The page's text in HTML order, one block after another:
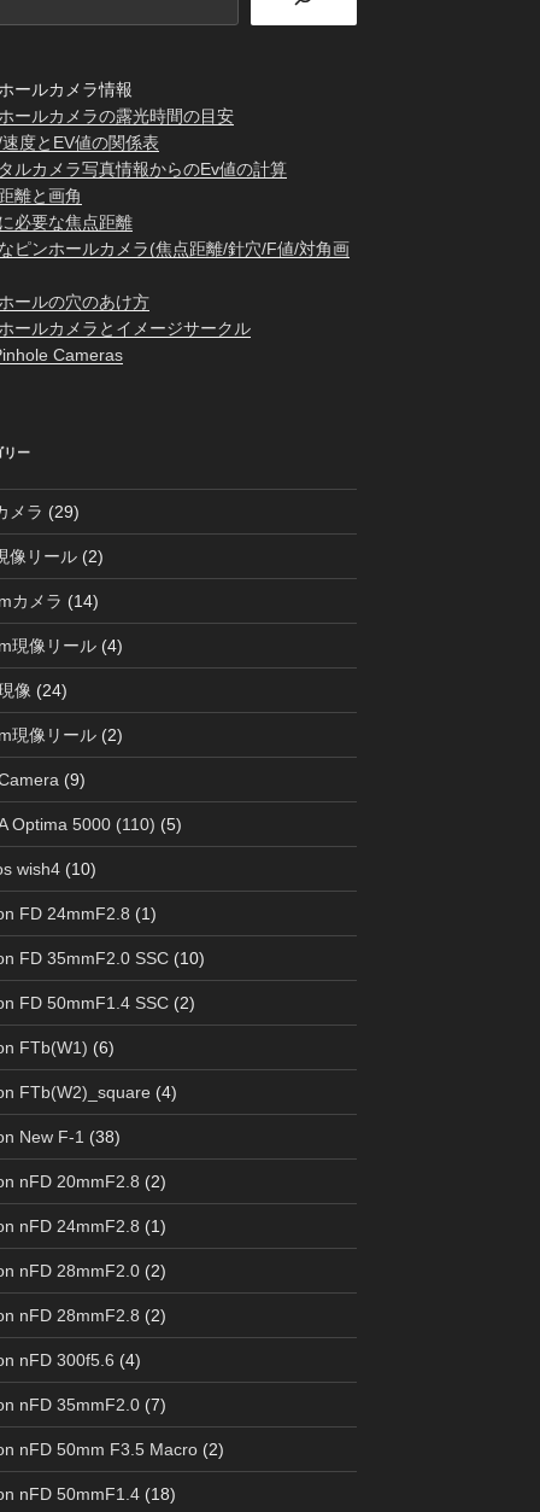
ールカメラ情報
ールカメラの露光時間の目安
度とEV値の関係表
ルカメラ写真情報からのEv値の計算
離と画角
必要な焦点距離
ピンホールカメラ(焦点距離/針穴/F値/対角画
ールの穴のあけ方
ールカメラとイメージサークル
Cameras
リー
メラ (29)
像リール (2)
カメラ (14)
現像リール (4)
像 (24)
現像リール (2)
(9)
Optima 5000 (110) (5)
wish4 (10)
FD 24mmF2.8 (1)
FD 35mmF2.0 SSC (10)
FD 50mmF1.4 SSC (2)
FTb(W1) (6)
FTb(W2)_square (4)
New F-1 (38)
nFD 20mmF2.8 (2)
nFD 24mmF2.8 (1)
nFD 28mmF2.0 (2)
nFD 28mmF2.8 (2)
nFD 300f5.6 (4)
nFD 35mmF2.0 (7)
nFD 50mm F3.5 Macro (2)
nFD 50mmF1.4 (18)